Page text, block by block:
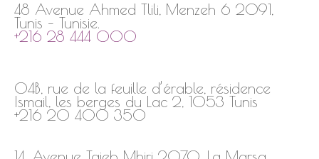
48 Avenue Ahmed Tlili, Menzeh 6 2091,
Tunis – Tunisie.
+216 28 444 000
04B, rue de la feuille d’érable, résidence
Ismail, les berges du Lac 2, 1053 Tunis
+216 20 400 350